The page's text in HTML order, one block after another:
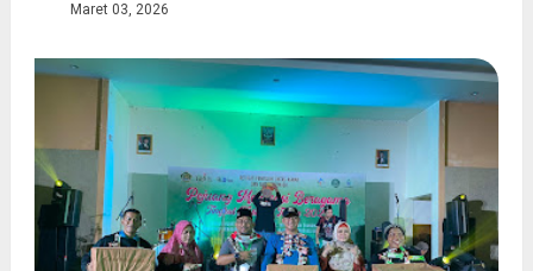
Maret 03, 2026